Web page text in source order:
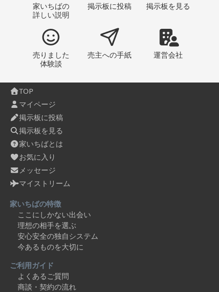
家いちばの
詳しい説明
掲示板に投稿 掲示板 を見る
売りました
体験談
売主への手紙 運営会社
TOP
マイページ
掲示板に投稿
掲示板を見る
家いちばとは
お気に入り
メッセージ
マイストリーム
家いちばの特徴
ここにしかない出会い
理想の相手を選ぶ
安心安全の独自システム
今あるものを大切に
ご利用ガイド
よくあるご質問
商談・契約の流れ